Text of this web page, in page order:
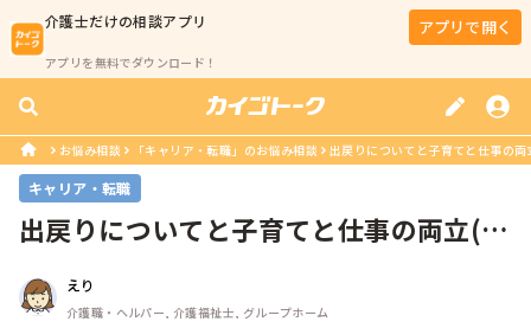
介護士だけの相談アプリ
アプリを無料でダウンロード！
アプリで開く
お悩み相談 「キャリア・転職」のお悩み相談 出戻りについてと子育てと仕事の
キャリア・転職
出戻りについてと子育てと仕事の両立(働
えり
介護職・ヘルパー, 介護福祉士, グループホーム